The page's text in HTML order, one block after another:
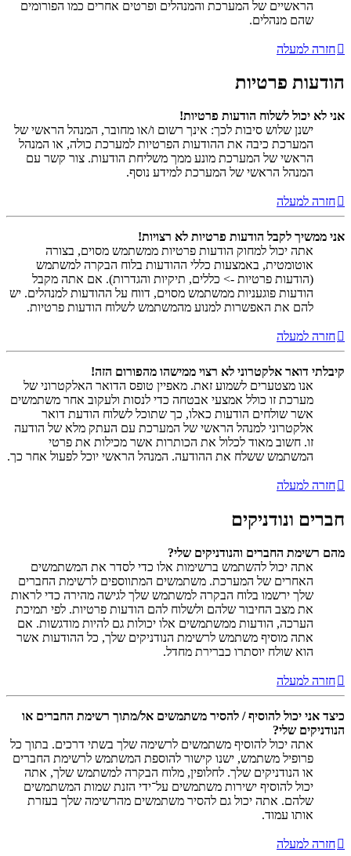
הראשיים של המערכת והמנהלים ופרטים אחרים כמו הפורומים
שהם מנהלים.
חזרה למעלה
הודעות פרטיות
אני לא יכול לשלוח הודעות פרטיות!
ישנן שלוש סיבות לכך: אינך רשום ו/או מחובר, המנהל הראשי של
המערכת כיבה את ההודעות הפרטיות למערכת כולה, או המנהל
הראשי של המערכת מונע ממך משליחת הודעות. צור קשר עם
המנהל הראשי של המערכת למידע נוסף.
חזרה למעלה
אני ממשיך לקבל הודעות פרטיות לא רצויות!
אתה יכול למחוק הודעות פרטיות ממשתמש מסוים, בצורה
אוטומטית, באמצעות כללי ההודעות בלוח הבקרה למשתמש
(הודעות פרטיות -> כללים, תיקיות והגדרות). אם אתה מקבל
הודעות פוגעניות ממשתמש מסוים, דווח על ההודעות למנהלים. יש
להם את האפשרות למנוע מהמשתמש לשלוח הודעות פרטיות.
חזרה למעלה
קיבלתי דואר אלקטרוני לא רצוי ממישהו מהפורום הזה!
אנו מצטערים לשמוע זאת. מאפיין טופס הדואר האלקטרוני של
מערכת זו כולל אמצעי אבטחה כדי לנסות ולעקוב אחר משתמשים
אשר שולחים הודעות כאלו, כך שתוכל לשלוח הודעת דואר
אלקטרוני למנהל הראשי של המערכת עם העתק מלא של הודעה
זו. חשוב מאוד לכלול את הכותרות אשר מכילות את פרטי
המשתמש ששלח את ההודעה. המנהל הראשי יוכל לפעול אחר כך.
חזרה למעלה
חברים ונודניקים
מהם רשימת החברים והנודניקים שלי?
אתה יכול להשתמש ברשימות אלו כדי לסדר את המשתמשים
האחרים של המערכת. משתמשים המתווספים לרשימת החברים
שלך ירשמו בלוח הבקרה למשתמש שלך לגישה מהירה כדי לראות
את מצב החיבור שלהם ולשלוח להם הודעות פרטיות. לפי תמיכת
הערכה, הודעות ממשתמשים אלו יכולות גם להיות מודגשות. אם
אתה מוסיף משתמש לרשימת הנודניקים שלך, כל ההודעות אשר
הוא שולח יוסתרו כברירת מחדל.
חזרה למעלה
כיצד אני יכול להוסיף / להסיר משתמשים אל/מתוך רשימת החברים או
הנודניקים שלי?
אתה יכול להוסיף משתמשים לרשימה שלך בשתי דרכים. בתוך כל
פרופיל משתמש, ישנו קישור להוספת המשתמש לרשימת החברים
או הנודניקים שלך. לחלופין, מלוח הבקרה למשתמש שלך, אתה
יכול להוסיף ישירות משתמשים על־ידי הזנת שמות המשתמשים
שלהם. אתה יכול גם להסיר משתמשים מהרשימה שלך בעזרת
אותו עמוד.
חזרה למעלה